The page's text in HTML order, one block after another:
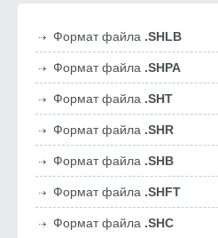
Формат файла .SHLB
Формат файла .SHPA
Формат файла .SHT
Формат файла .SHR
Формат файла .SHB
Формат файла .SHFT
Формат файла .SHC